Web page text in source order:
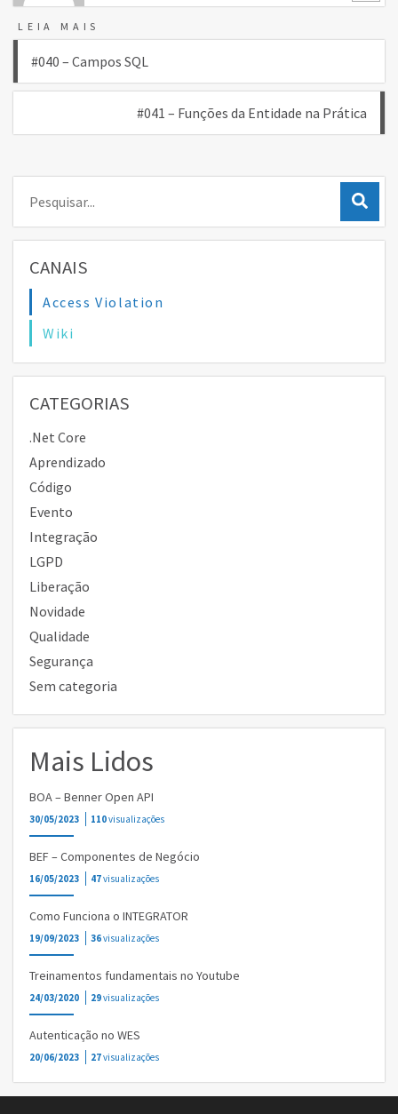
LEIA MAIS
Navegação
de
#040 – Campos SQL
#041 – Funções da Entidade na Prática
CANAIS
Access Violation
Wiki
CATEGORIAS
.Net Core
Aprendizado
Código
Evento
Integração
LGPD
Liberação
Novidade
Qualidade
Segurança
Sem categoria
Mais Lidos
BOA – Benner Open API
30/05/2023 110visualizações
BEF – Componentes de Negócio
16/05/2023 47visualizações
Como Funciona o INTEGRATOR
19/09/2023 36visualizações
Treinamentos fundamentais no Youtube
24/03/2020 29visualizações
Autenticação no WES
20/06/2023 27visualizações